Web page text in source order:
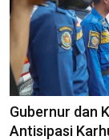
Gubernur dan
Antisipasi